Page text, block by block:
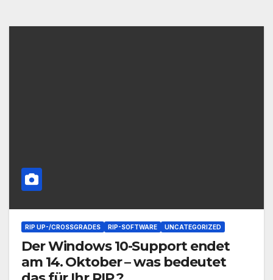
RIP UP-/CROSSGRADES RIP-SOFTWARE UNCATEGORIZED
Der Windows 10-Support endet
am 14. Oktober – was bedeutet